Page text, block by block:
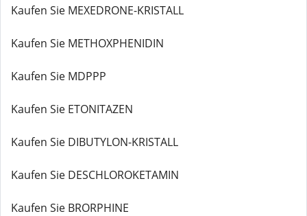
Kaufen Sie MEXEDRONE-KRISTALL
Kaufen Sie METHOXPHENIDIN
Kaufen Sie MDPPP
Kaufen Sie ETONITAZEN
Kaufen Sie DIBUTYLON-KRISTALL
Kaufen Sie DESCHLOROKETAMIN
Kaufen Sie BRORPHINE